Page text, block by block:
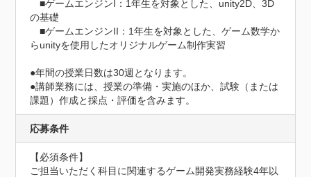
■ゲームエンジンI：1年生を対象とした、unity2D、3D
の基礎
■ゲームエンジンII：1年生を対象とした、ゲーム数学か
らunityを使用したオリジナルゲーム制作実習
●年間の授業日数は30週となります。
●講師業務には、授業の準備・実施のほか、試験（または
課題）作成と採点・評価を含みます。
応募条件
【必須条件】
ご担当いただく科目に関連するゲーム開発実務経験4年以